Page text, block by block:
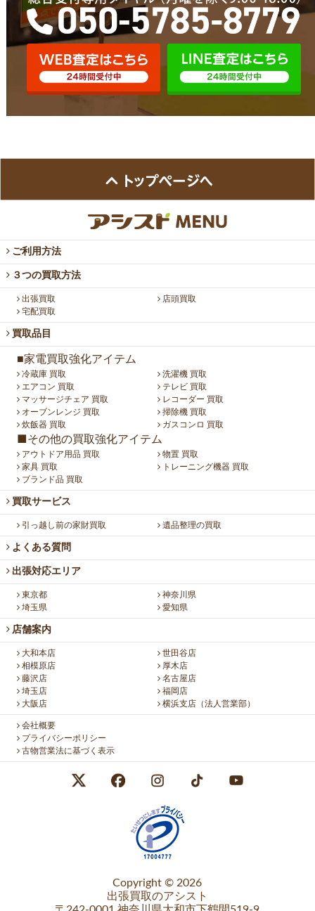
ご利用方法
３つの買取方法
出張買取
店頭買取
宅配買取
買取品目
■家電買取強化アイテム
冷蔵庫 買取
洗濯機 買取
エアコン 買取
テレビ 買取
マッサージチェア 買取
レコーダー 買取
オーブンレンジ 買取
掃除機 買取
炊飯器 買取
ガスコンロ 買取
■その他の買取強化アイテム
アウトドア用品 買取
物置 買取
家具 買取
トレーニング機器 買取
ブランド品 買取
買取サービス
引っ越し前の家財買取 遺品整理の買取
よくある質問
出張対応エリア
東京都
神奈川県
埼玉県
愛知県
店舗案内
大和本店
世田谷店
相模原店
厚木店
藤沢店
名古屋店
埼玉店
福岡店
大阪店
横浜支店（法人営業部）
会社概要
プライバシーポリシー
古物営業法に基づく表示
Copyright © 2026
出張買取のアシスト